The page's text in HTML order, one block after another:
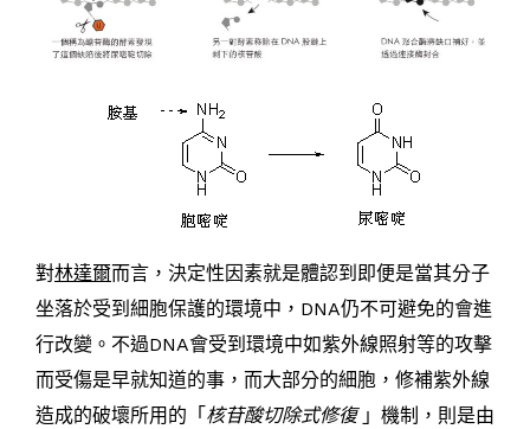
對林達爾而言，決定性因素就是體認到即便是當其分子
坐落於受到細胞保護的環境中，DNA仍不可避免的會進
行改變。不過DNA會受到環境中如紫外線照射等的攻擊
而受傷是早就知道的事，而大部分的細胞，修補紫外線
造成的破壞所用的「 核苷酸切除式修復 」機制，則是由